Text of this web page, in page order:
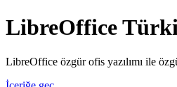
LibreOffice
LibreOffice özgür ofis yazılımı ile